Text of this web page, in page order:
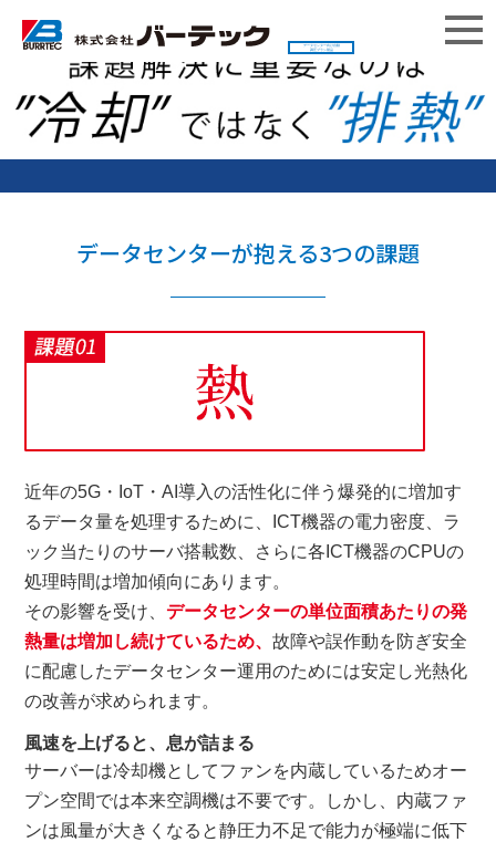
データセンター向け自動
調圧ブラシ製品
データセンターが抱える3つの課題
近年の5G・IoT・AI導入の活性化に伴う爆発的に増加す
るデータ量を処理するために、ICT機器の電力密度、ラ
ック当たりのサーバ搭載数、さらに各ICT機器のCPUの
処理時間は増加傾向にあります。
その影響を受け、 データセンターの単位面積あたりの発
熱量は増加し続けているため、 故障や誤作動を防ぎ安全
に配慮したデータセンター運用のためには安定し光熱化
の改善が求められます。
風速を上げると、息が詰まる
サーバーは冷却機としてファンを内蔵しているためオー
プン空間では本来空調機は不要です。しかし、内蔵ファ
ンは風量が大きくなると静圧力不足で能力が極端に低下